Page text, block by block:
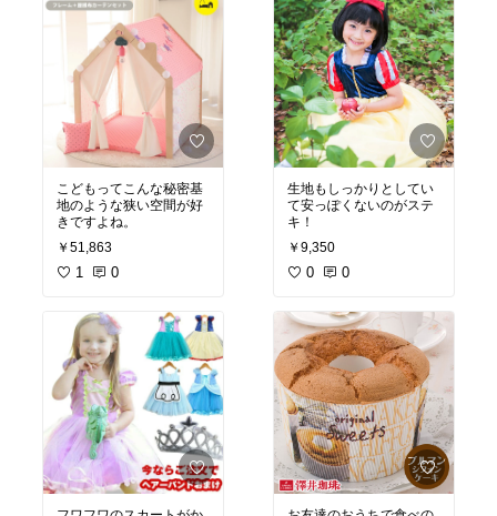
こどもってこんな秘密基
地のような狭い空間が好
きですよね。
￥51,863
1 0
生地もしっかりとしてい
て安っぽくないのがステ
キ！
￥9,350
0 0